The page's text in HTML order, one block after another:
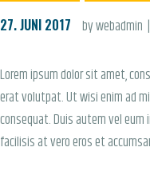
27. JUNI 2017
by webadmin
Lorem ipsum dolor sit amet,
erat volutpat. Ut wisi enim ad
consequat. Duis autem vel
facilisis at vero eros et